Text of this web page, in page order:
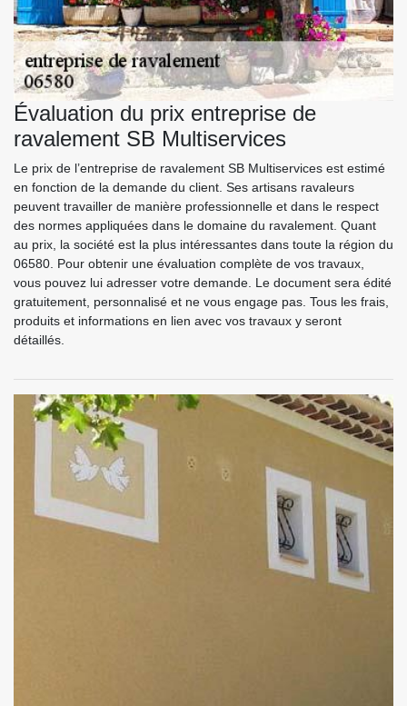
Évaluation du prix entreprise de
ravalement SB Multiservices
Le prix de l’entreprise de ravalement SB Multiservices est estimé
en fonction de la demande du client. Ses artisans ravaleurs
peuvent travailler de manière professionnelle et dans le respect
des normes appliquées dans le domaine du ravalement. Quant
au prix, la société est la plus intéressantes dans toute la région du
06580. Pour obtenir une évaluation complète de vos travaux,
vous pouvez lui adresser votre demande. Le document sera édité
gratuitement, personnalisé et ne vous engage pas. Tous les frais,
produits et informations en lien avec vos travaux y seront
détaillés.